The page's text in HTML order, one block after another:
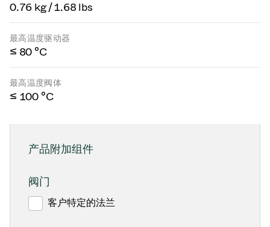
0.76 kg / 1.68 lbs
最高温度驱动器
≤ 80 °C
最高温度阀体
≤ 100 °C
产品附加组件
阀门
客户特定的法兰